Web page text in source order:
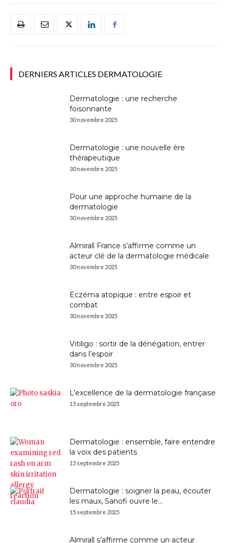
DERNIERS ARTICLES DERMATOLOGIE
Dermatologie : une recherche
foisonnante
30 novembre 2025
Dermatologie : une nouvelle ère
thérapeutique
30 novembre 2025
Pour une approche humaine de la
dermatologie
30 novembre 2025
Almirall France s’affirme comme un
acteur clé de la dermatologie médicale
30 novembre 2025
Eczéma atopique : entre espoir et
combat
30 novembre 2025
Vitiligo : sortir de la dénégation, entrer
dans l’espoir
30 novembre 2025
L’excellence de la dermatologie française
15 septembre 2025
Dermatologie : ensemble, faire entendre
la voix des patients
15 septembre 2025
Dermatologie : soigner la peau, écouter
les maux, Sanofi ouvre le...
15 septembre 2025
Almirall s’affirme comme un acteur